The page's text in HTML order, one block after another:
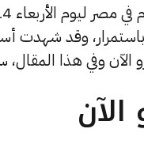
وقد شهدت